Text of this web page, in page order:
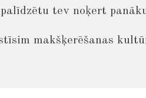
tev noķert
makšķerēšanas